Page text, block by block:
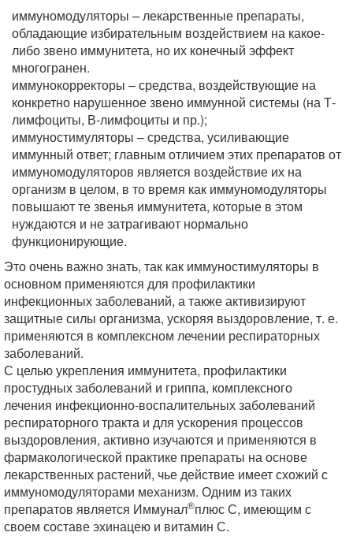
иммуномодуляторы – лекарственные препараты,
обладающие избирательным воздействием на какое-
либо звено иммунитета, но их конечный эффект
многогранен.
иммунокорректоры – средства, воздействующие на
конкретно нарушенное звено иммунной системы (на Т-
лимфоциты, В-лимфоциты и пр.);
иммуностимуляторы – средства, усиливающие
иммунный ответ; главным отличием этих препаратов от
иммуномодуляторов является воздействие их на
организм в целом, в то время как иммуномодуляторы
повышают те звенья иммунитета, которые в этом
нуждаются и не затрагивают нормально
функционирующие.
Это очень важно знать, так как иммуностимуляторы в
основном применяются для профилактики
инфекционных заболеваний, а также активизируют
защитные силы организма, ускоряя выздоровление, т. е.
применяются в комплексном лечении респираторных
заболеваний.
С целью укрепления иммунитета, профилактики
простудных заболеваний и гриппа, комплексного
лечения инфекционно-воспалительных заболеваний
респираторного тракта и для ускорения процессов
выздоровления, активно изучаются и применяются в
фармакологической практике препараты на основе
лекарственных растений, чье действие имеет схожий с
иммуномодуляторами механизм. Одним из таких
препаратов является Иммунал®плюс С, имеющим с
своем составе эхинацею и витамин С.